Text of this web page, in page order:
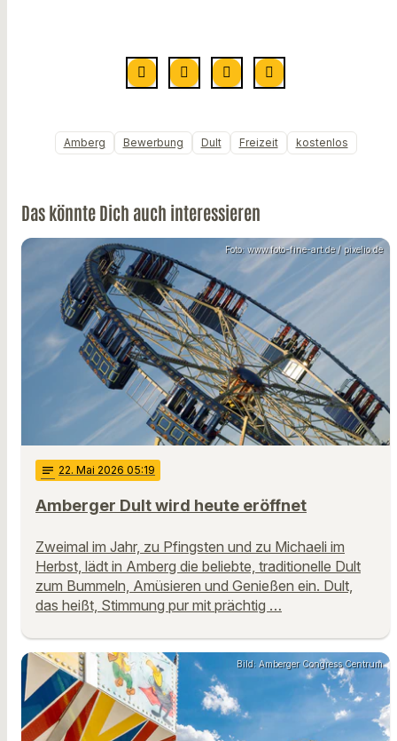
Amberg Bewerbung Dult Freizeit kostenlos
Das könnte Dich auch interessieren
Foto: www.foto-fine-art.de / pixelio.de
notes 22. Mai 2026 05:19
Amberger Dult wird heute eröffnet
Zweimal im Jahr, zu Pfingsten und zu Michaeli im
Herbst, lädt in Amberg die beliebte, traditionelle Dult
zum Bummeln, Amüsieren und Genießen ein. Dult,
das heißt, Stimmung pur mit prächtig …
Bild: Amberger Congress Centrum